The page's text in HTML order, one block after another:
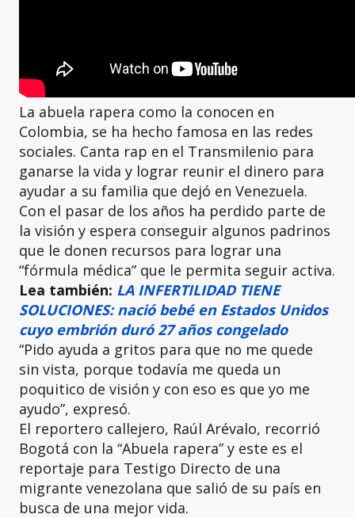
La abuela rapera como la conocen en
Colombia, se ha hecho famosa en las redes
sociales. Canta rap en el Transmilenio para
ganarse la vida y lograr reunir el dinero para
ayudar a su familia que dejó en Venezuela.
Con el pasar de los años ha perdido parte de
la visión y espera conseguir algunos padrinos
que le donen recursos para lograr una
“fórmula médica” que le permita seguir activa.
Lea también: LA INFERTILIDAD TIENE
SOLUCIONES: nació bebé en Estados Unidos
cuyo embrión duró 27 años congelado
“Pido ayuda a gritos para que no me quede
sin vista, porque todavía me queda un
poquitico de visión y con eso es que yo me
ayudo”, expresó.
El reportero callejero, Raúl Arévalo, recorrió
Bogotá con la “Abuela rapera” y este es el
reportaje para Testigo Directo de una
migrante venezolana que salió de su país en
busca de una mejor vida.